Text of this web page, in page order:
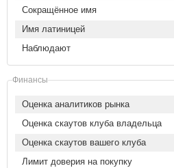
Сокращённое имя
Имя латиницей
Наблюдают
Финансы
Оценка аналитиков рынка
Оценка скаутов клуба владельца
Оценка скаутов вашего клуба
Лимит доверия на покупку